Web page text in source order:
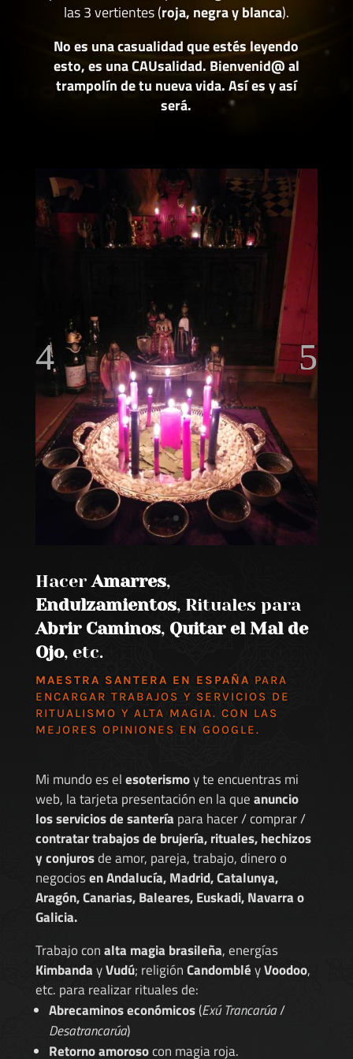
las 3 vertientes (roja, negra y blanca).
No es una casualidad que estés leyendo
esto, es una CAUsalidad. Bienvenid@ al
trampolín de tu nueva vida. Así es y así
será.
Hacer Amarres,
Endulzamientos, Rituales para
Abrir Caminos, Quitar el Mal de
Ojo, etc.
MAESTRA SANTERA EN ESPAÑA PARA
ENCARGAR TRABAJOS Y SERVICIOS DE
RITUALISMO Y ALTA MAGIA. CON LAS
MEJORES OPINIONES EN GOOGLE.
Mi mundo es elesoterismoy te encuentras mi
web, la tarjeta presentación en la queanuncio
los servicios de santería para hacer / comprar /
contratar trabajos de brujería, rituales, hechizos
y conjurosde amor, pareja, trabajo, dinero o
negociosen Andalucía, Madrid, Catalunya,
Aragón, Canarias, Baleares, Euskadi, Navarra o
Galicia.
Trabajo conalta magia brasileña, energías
KimbandayVudú; religiónCandombléyVoodoo,
etc. para realizar rituales de:
Abrecaminos económicos(Exú Trancarúa/
Desatrancarúa)
Retorno amorosocon magia roja.